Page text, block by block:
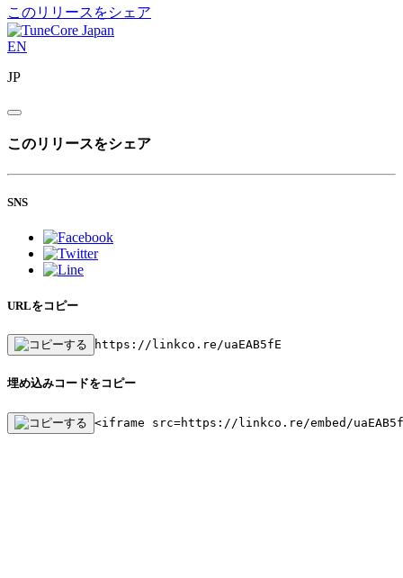
このリリースをシェア
EN
JP
このリリースをシェア
SNS
URLをコピー
https://linkco.re/uaEAB5fE
埋め込みコードをコピー
<iframe src=https://linkco.re/embed/